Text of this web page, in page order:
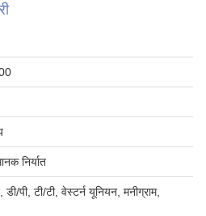
निर्यात
पी, टी/टी, वेस्टर्न यूनियन, मनीग्राम,